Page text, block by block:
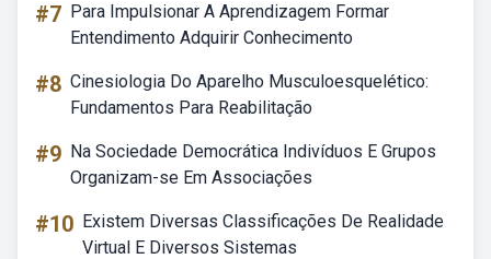
#7 Para Impulsionar A Aprendizagem Formar
Entendimento Adquirir Conhecimento
#8 Cinesiologia Do Aparelho Musculoesquelético:
Fundamentos Para Reabilitação
#9 Na Sociedade Democrática Indivíduos E Grupos
Organizam-se Em Associações
#10 Existem Diversas Classificações De Realidade
Virtual E Diversos Sistemas